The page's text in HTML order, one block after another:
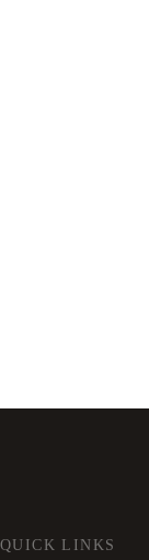
QUICK LINKS